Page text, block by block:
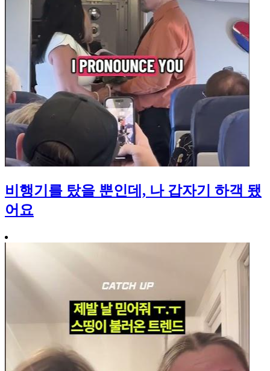
비행기를 탔을 뿐인데, 나 갑자기 하객 됐
어요